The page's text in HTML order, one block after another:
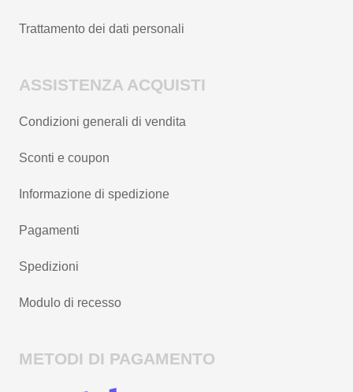
Trattamento dei dati personali
ASSISTENZA ACQUISTI
Condizioni generali di vendita
Sconti e coupon
Informazione di spedizione
Pagamenti
Spedizioni
Modulo di recesso
METODI DI PAGAMENTO